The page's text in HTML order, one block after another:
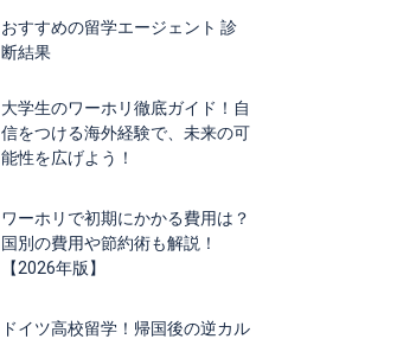
おすすめの留学エージェント 診
断結果
大学生のワーホリ徹底ガイド！自
信をつける海外経験で、未来の可
能性を広げよう！
ワーホリで初期にかかる費用は？
国別の費用や節約術も解説！
【2026年版】
ドイツ高校留学！帰国後の逆カル